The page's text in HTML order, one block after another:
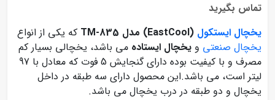
تماس بگیرید
یخچال ایستکول (EastCool) مدل TM-835
که یکی از انواع
یخچال صنعتی و یخچال ایستاده می باشد، یخچالی بسیار کم
مصرف و با کیفیت بوده دارای گنجایش 5 فوت که معادل با 97
لیتر است، می باشد.این محصول دارای سه طبقه در داخل
یخچال و دو طبقه در درب یخچال می باشد.